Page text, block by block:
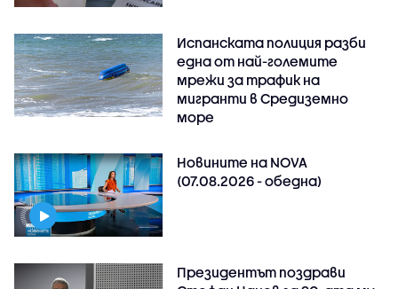
Испанската полиция разби
една от най-големите
мрежи за трафик на
мигранти в Средиземно
море
Новините на NOVA
(07.08.2026 - обедна)
Президентът поздрави